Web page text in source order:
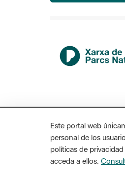
Este portal web
personal de los
políticas de
acceda a ellos.